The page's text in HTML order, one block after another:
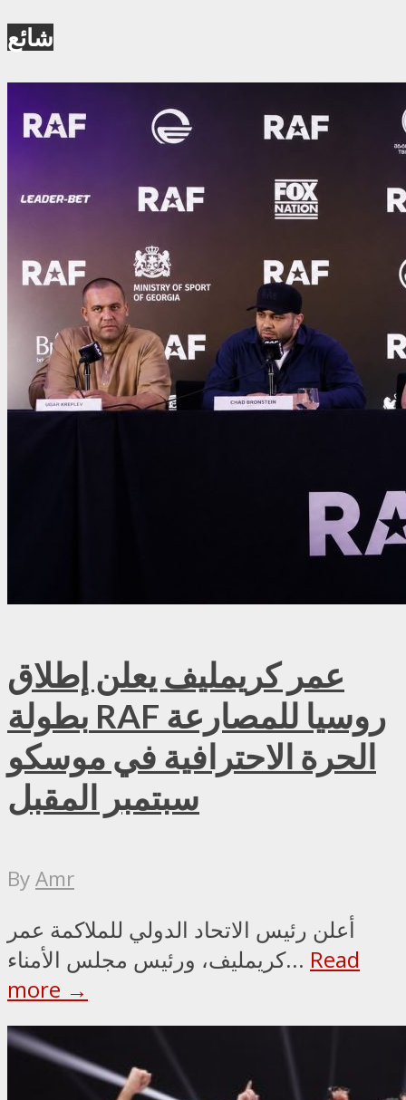
شائع
عمر كريمليف يعلن إطلاق
بطولة RAF روسيا للمصارعة
الحرة الاحترافية في موسكو
سبتمبر المقبل
ByAmr
أعلن رئيس الاتحاد الدولي للملاكمة عمر
كريمليف، ورئيس مجلس الأمناء... Read
more →